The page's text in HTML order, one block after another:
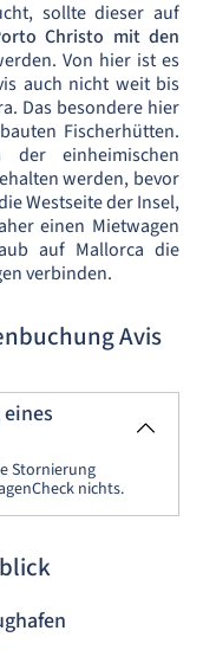
sollte dieser auf
Christo mit den
Von hier ist es
auch nicht weit bis
Das besondere hier
Fischerhütten.
einheimischen
werden, bevor
Westseite der Insel,
einen Mietwagen
auf Mallorca die
verbinden.
Avis
Stornierung
nichts.